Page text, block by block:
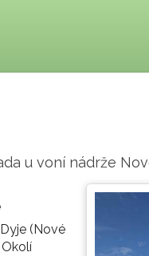
u voní nádrže
(Nové